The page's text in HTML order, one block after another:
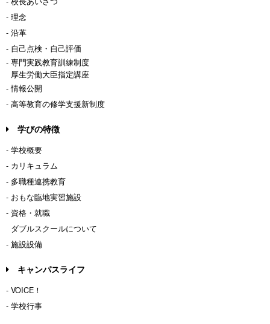
- 理念
- 沿革
- 自己点検・自己評価
- 専門実践教育訓練制度
厚生労働大臣指定講座
- 情報公開
- 高等教育の修学支援新制度
学びの特徴
- 学校概要
- カリキュラム
- 多職種連携教育
- おもな臨地実習施設
- 資格・就職
ダブルスクールについて
- 施設設備
キャンパスライフ
- VOICE！
- 学校行事